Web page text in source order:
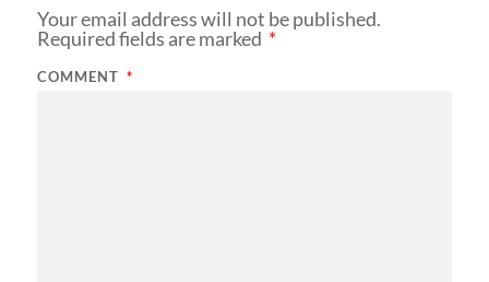
Your email address will not be published.
Required fields are marked *
COMMENT *